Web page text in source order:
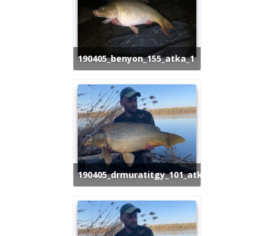
190405_benyon_155_atka_1
190405_drmuratitgy_101_atka